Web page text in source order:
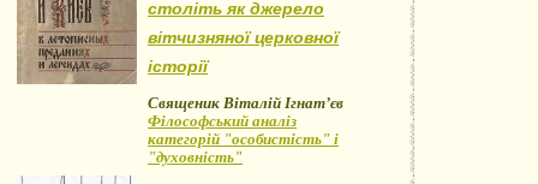
століть як джерело
вітчизняної церковної
історії
Священик Віталій Ігнат’єв
Філософський аналіз
категорій "особистість" і
"духовність"